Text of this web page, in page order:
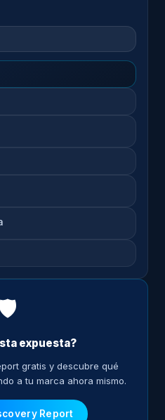
expuesta?
gratis y descubre qué
a tu marca ahora mismo.
Report